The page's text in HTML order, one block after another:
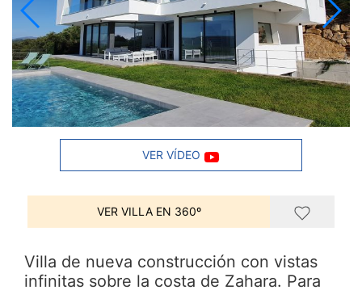
VER VÍDEO
VER VILLA EN 360º
Villa de nueva construcción con vistas
infinitas sobre la costa de Zahara. Para